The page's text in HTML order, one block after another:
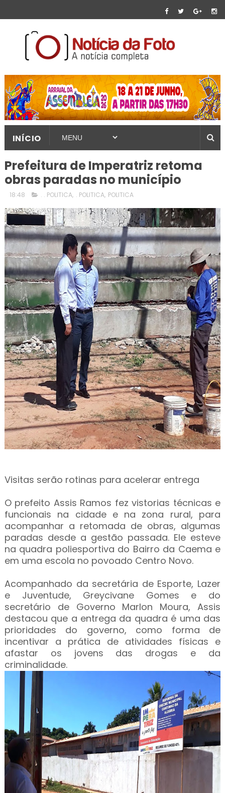
INÍCIO
Prefeitura de Imperatriz retoma
obras paradas no município
18:48 . . POLITICA, . POLITICA, POLITICA
Visitas serão rotinas para acelerar entrega
O prefeito Assis Ramos fez vistorias técnicas e
funcionais na cidade e na zona rural, para
acompanhar a retomada de obras, algumas
paradas desde a gestão passada. Ele esteve
na quadra poliesportiva do Bairro da Caema e
em uma escola no povoado Centro Novo.
Acompanhado da secretária de Esporte, Lazer
e Juventude, Greycivane Gomes e do
secretário de Governo Marlon Moura, Assis
destacou que a entrega da quadra é uma das
prioridades do governo, como forma de
incentivar a prática de atividades físicas e
afastar os jovens das drogas e da
criminalidade.